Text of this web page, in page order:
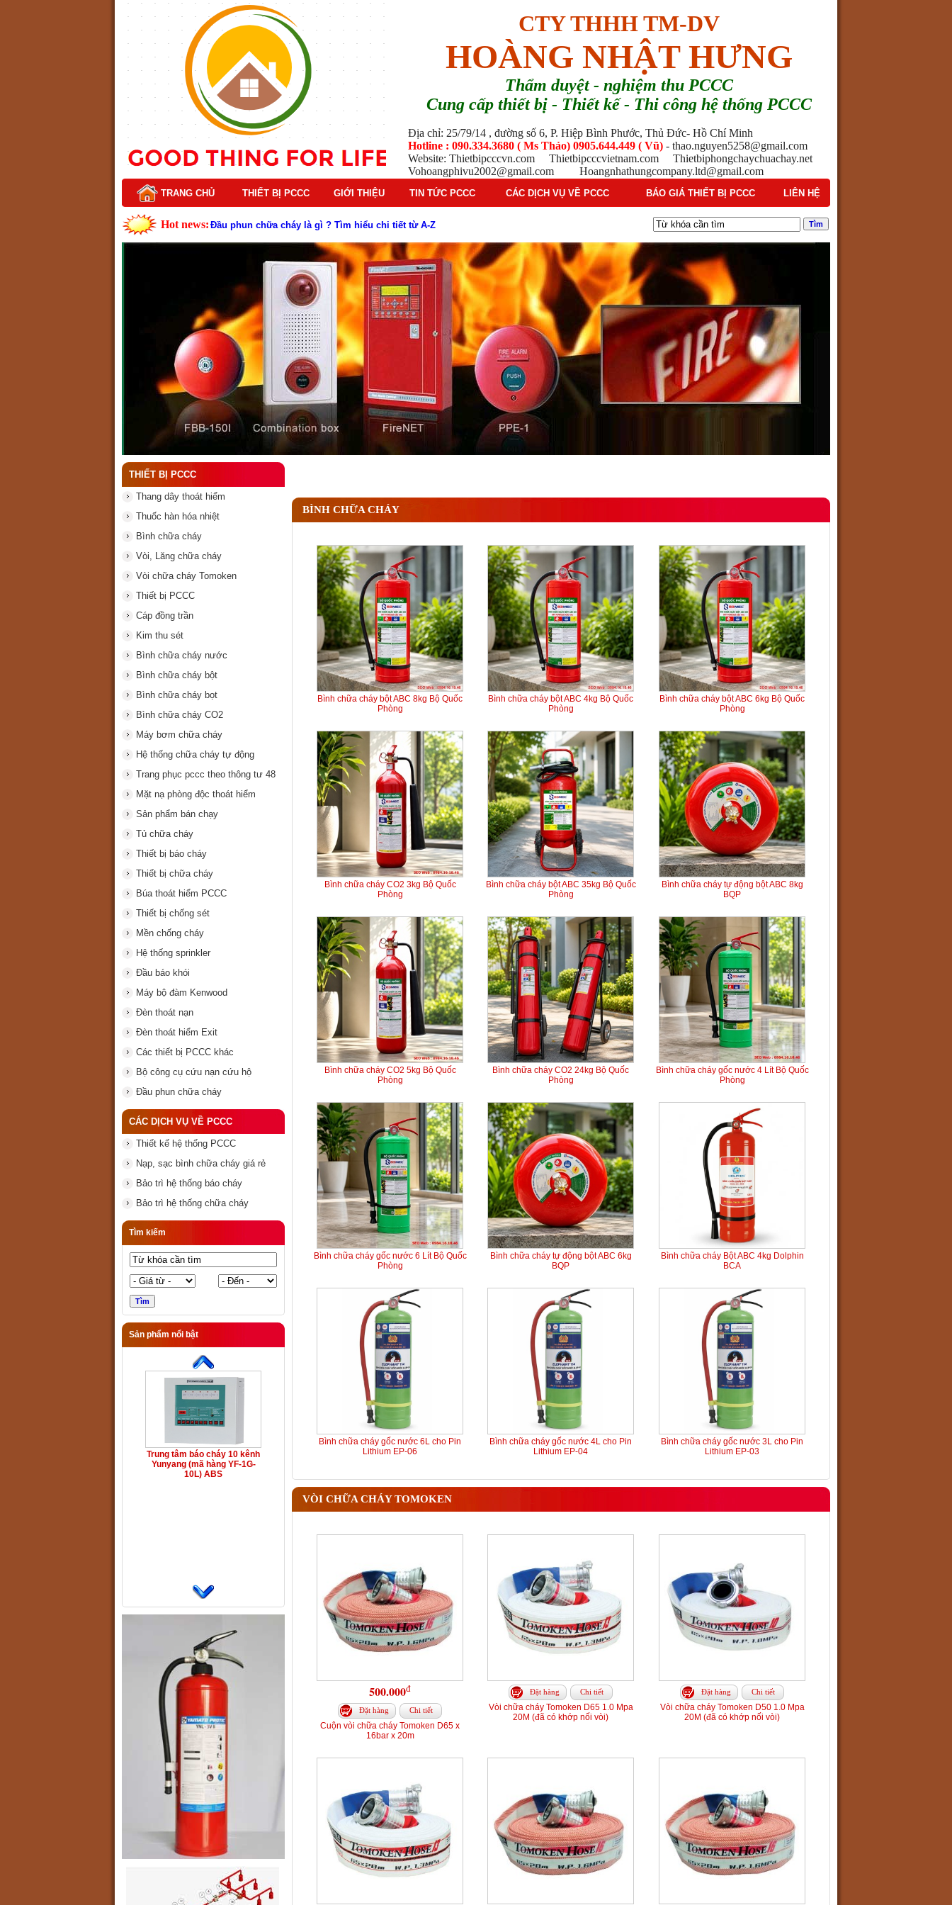
CTY THHH TM-DV
HOÀNG NHẬT HƯNG
Thẩm duyệt - nghiệm thu PCCC
Cung cấp thiết bị - Thiết kế - Thi công hệ thống PCCC
Địa chỉ: 25/79/14 , đường số 6, P. Hiệp Bình Phước, Thủ Đức- Hồ Chí Minh
Hotline : 090.334.3680 ( Ms Thảo) 0905.644.449 ( Vũ) - thao.nguyen5258@gmail.com
Website: Thietbipcccvn.com Thietbipcccvietnam.com Thietbiphongchaychuachay.net
Vohoangphivu2002@gmail.com Hoangnhathungcompany.ltd@gmail.com
TRANG CHỦ THIẾT BỊ PCCC GIỚI THIỆU TIN TỨC PCCC CÁC DỊCH VỤ VỀ PCCC BÁO GIÁ THIẾT BỊ PCCC LIÊN HỆ
Hot news: Đầu phun chữa cháy là gì ? Tìm hiểu chi tiết từ A-Z
Cách kiểm tra và bảo trì hệ thống báo cháy Hochiki định kỳ
Cấu tạo và nguyên lý hoạt động của báo cháy Horing
Tìm hiểu chi tiết về hệ thống báo cháy Horing hiện nay
Các loại thang dây thoát hiểm phổ biến trên thị trường
Thang dây thoát hiểm có tác dụng gì trong tình huống khẩn cấp hiệu quả
Cấu tạo đầu phun chữa cháy trong hệ thống sprinkler tự động
Kim thu sét là gì? Cấu tạo, nguyên lý hoạt động và ứng dụng thực tế
Đầu phun chữa cháy là gì và nguyên lý hoạt động chi tiết
THIẾT BỊ PCCC
Thang dây thoát hiểm
Thuốc hàn hóa nhiệt
Bình chữa cháy
Vòi, Lăng chữa cháy
Vòi chữa cháy Tomoken
Thiết bị PCCC
Cáp đồng trần
Kim thu sét
Bình chữa cháy nước
Bình chữa cháy bột
Bình chữa cháy bọt
Bình chữa cháy CO2
Máy bơm chữa cháy
Hệ thống chữa cháy tự động
Trang phục pccc theo thông tư 48
Mặt nạ phòng độc thoát hiểm
Sản phẩm bán chạy
Tủ chữa cháy
Thiết bị báo cháy
Thiết bị chữa cháy
Búa thoát hiểm PCCC
Thiết bị chống sét
Mền chống cháy
Hệ thống sprinkler
Đầu báo khói
Máy bộ đàm Kenwood
Đèn thoát nạn
Đèn thoát hiểm Exit
Các thiết bị PCCC khác
Bộ công cụ cứu nạn cứu hộ
Đầu phun chữa cháy
CÁC DỊCH VỤ VỀ PCCC
Thiết kế hệ thống PCCC
Nạp, sạc bình chữa cháy giá rẻ
Bảo trì hệ thống báo cháy
Bảo trì hệ thống chữa cháy
Tìm kiếm
Sản phẩm nổi bật
Trung tâm báo cháy 10 kênh
Yunyang (mã hàng YF-1G-
10L) ABS
BÌNH CHỮA CHÁY
Bình chữa cháy bột ABC 8kg Bộ Quốc
Phòng
Bình chữa cháy bột ABC 4kg Bộ Quốc
Phòng
Bình chữa cháy bột ABC 6kg Bộ Quốc
Phòng
Bình chữa cháy CO2 3kg Bộ Quốc
Phòng
Bình chữa cháy bột ABC 35kg Bộ Quốc
Phòng
Bình chữa cháy tự động bột ABC 8kg
BQP
Bình chữa cháy CO2 5kg Bộ Quốc
Phòng
Bình chữa cháy CO2 24kg Bộ Quốc
Phòng
Bình chữa cháy gốc nước 4 Lít Bộ Quốc
Phòng
Bình chữa cháy gốc nước 6 Lít Bộ Quốc
Phòng
Bình chữa cháy tự động bột ABC 6kg
BQP
Bình chữa cháy Bột ABC 4kg Dolphin
BCA
Bình chữa cháy gốc nước 6L cho Pin
Lithium EP-06
Bình chữa cháy gốc nước 4L cho Pin
Lithium EP-04
Bình chữa cháy gốc nước 3L cho Pin
Lithium EP-03
VÒI CHỮA CHÁY TOMOKEN
500.000đ
Đặt hàng Chi tiết
Cuộn vòi chữa cháy Tomoken D65 x
16bar x 20m
Đặt hàng Chi tiết
Vòi chữa cháy Tomoken D65 1.0 Mpa
20M (đã có khớp nối vòi)
Đặt hàng Chi tiết
Vòi chữa cháy Tomoken D50 1.0 Mpa
20M (đã có khớp nối vòi)